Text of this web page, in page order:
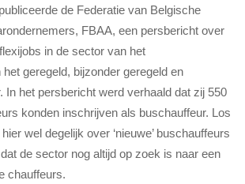
de Federatie van Belgische
FBAA, een persbericht over
in de sector van het
geregeld, bijzonder geregeld en
In het persbericht werd verhaald dat zij 550
konden inschrijven als buschauffeur. Los
wel degelijk over ‘nieuwe’ buschauffeurs
de sector nog altijd op zoek is naar een
chauffeurs.